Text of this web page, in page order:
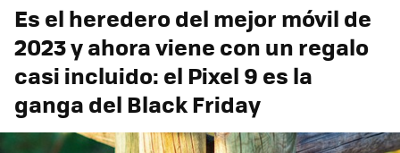
Es el heredero del mejor móvil de
2023 y ahora viene con un regalo
casi incluido: el Pixel 9 es la
ganga del Black Friday